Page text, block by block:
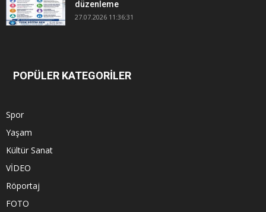
düzenleme
27.07.2026 11:36:31
POPÜLER KATEGORİLER
Spor
Yaşam
Kültür Sanat
VİDEO
Röportaj
FOTO